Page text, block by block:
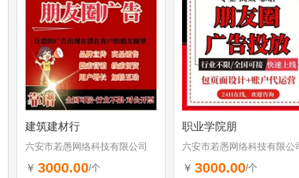
建筑建材行
六安市若愚网络科技有限公司
￥ 3000.00/个
职业学院朋
六安市若愚网络科技有限公
￥ 3000.00/个